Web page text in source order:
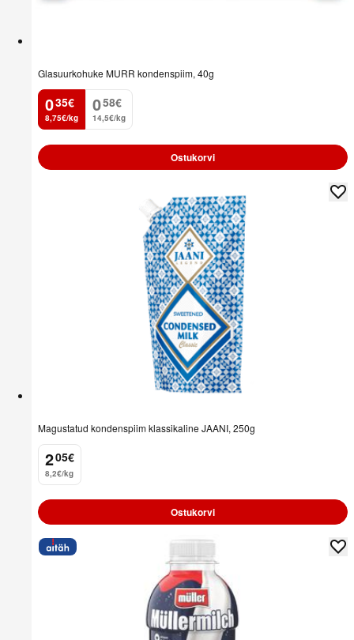
Glasuurkohuke MURR kondenspiim, 40g
0
. 35€
8,75€/kg
0
. 58€
14,5€/kg
Ostukorvi
Magustatud kondenspiim klassikaline JAANI, 250g
2
. 05€
8,2€/kg
Ostukorvi